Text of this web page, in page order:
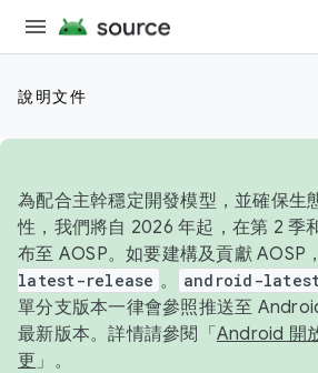
說明文件
為配合主幹穩定開發模型，並確保生
性，我們將自 2026 年起，在第 2 季
布至 AOSP。如要建構及貢獻 AOSP
latest-release 。 android-
單分支版本一律會參照推送至
最新版本。詳情請參閱「 Android 開
更 」。